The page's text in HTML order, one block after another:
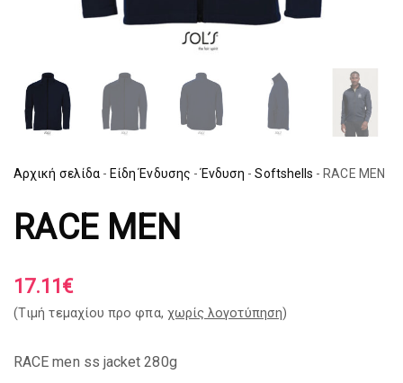
Αρχική σελίδα - Είδη Ένδυσης - Ένδυση - Softshells - RACE MEN
RACE MEN
17.11 €
(Tιμή τεμαχίου προ φπα, χωρίς λογοτύπηση)
RACE men ss jacket 280g